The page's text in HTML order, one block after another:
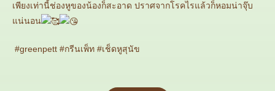
เพียงเท่านี้ช่องหูของน้องก็สะอาด ปราศจากโรคไรแล้วก็หอมน่าจุ๊บ
แน่นอน
#greenpett #กรีนเพ็ท #เช็ดหูสุนัข